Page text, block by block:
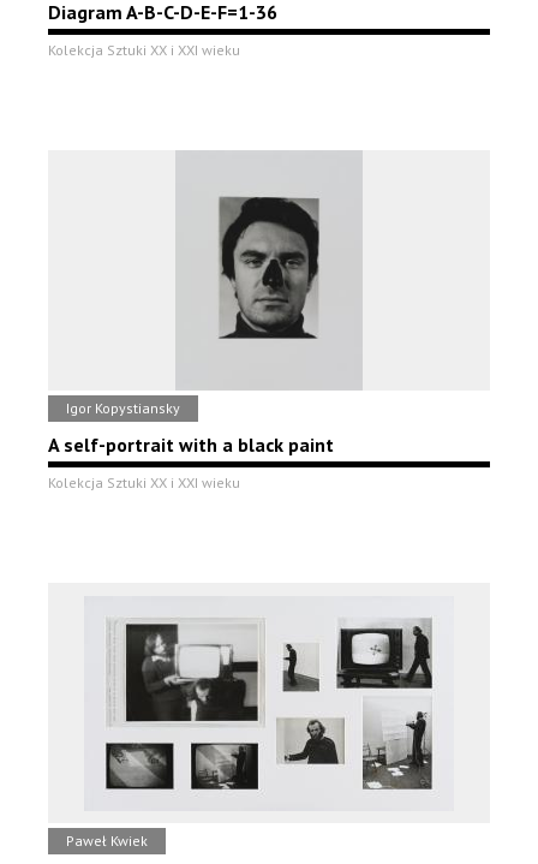
Diagram A-B-C-D-E-F=1-36
Kolekcja Sztuki XX i XXI wieku
Igor Kopystiansky
A self-portrait with a black paint
Kolekcja Sztuki XX i XXI wieku
Paweł Kwiek